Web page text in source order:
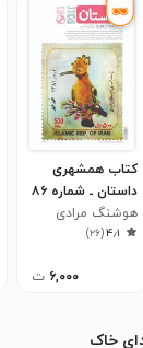
کتاب همشهری
داستان ـ شماره ۸۶
ـ اسفند ۹۶ و
فروردین ۹۷
هوشنگ مرادی
کرمانی
۴٫۱(۲۶)
۶,۰۰۰ ت
خاک